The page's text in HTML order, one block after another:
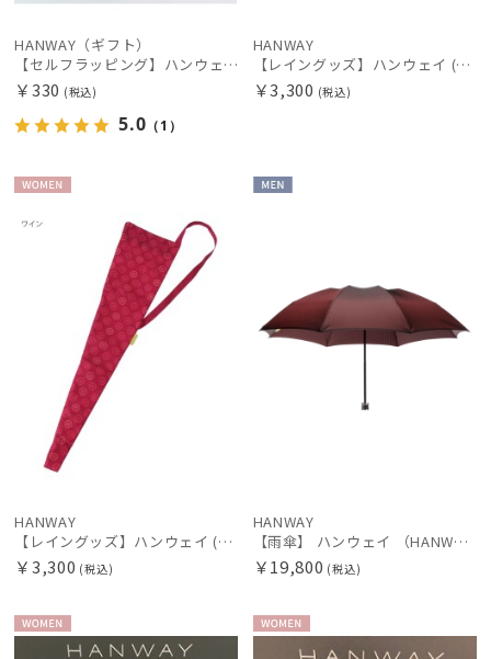
HANWAY（ギフト）
【セルフラッピング】ハンウェイ（HANWAY）専用 傘ギフト袋
￥330 (税込)
5.0 （1）
HANWAY
【レイングッズ】ハンウェイ (HANWAY) アイコン ロゴ傘袋 【公式ムーンバット】 長短タイプ 長傘 折りたたみ傘 共用 2WAY 吸水 撥水 ストラップ付き
￥3,300 (税込)
N
HANWAY
【レイングッズ】ハンウェイ (HANWAY) ベリーニ 花柄ロゴ 傘袋 長短袋【公式ムーンバット】2WAY長短タイプ 長傘、折りたたみ傘共用 ストラップ付き 吸水 撥水
￥3,300 (税込)
HANWAY
【雨傘】 ハンウェイ （HANWAY ） Metropolitan Dots メンズ 折りたたみ傘 ドット 紳士傘
￥19,800 (税込)
WOME
WOME